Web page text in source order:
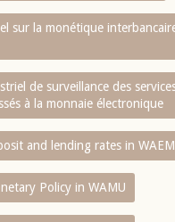
sur la monétique
de surveillance des
à la monnaie électronique
and lending rates in
Policy in WAMU